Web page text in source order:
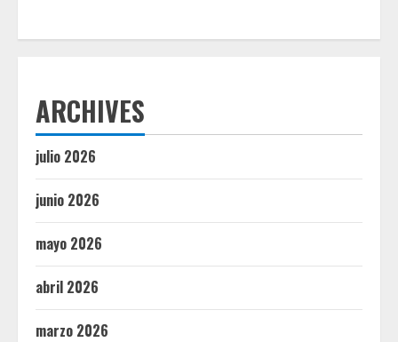
ARCHIVES
julio 2026
junio 2026
mayo 2026
abril 2026
marzo 2026